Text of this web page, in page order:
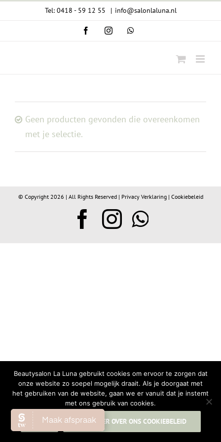
Tel: 0418 - 59 12 55 | info@salonlaluna.nl
FacebookInstagramWhatsApp
Geen producten gevonden die overeenkomen
met je selectie.
© Copyright 2026 | All Rights Reserved | Privacy Verklaring| Cookiebeleid
Facebook
Instagram
Beautysalon La Luna gebruikt cookies om ervoor te zorgen dat
onze website zo soepel mogelijk draait. Als je doorgaat met
het gebruiken van de website, gaan we er vanuit dat je instemt
met ons gebruik van cookies.
OK LEES MEER OVER ONS COOKIEBELEID